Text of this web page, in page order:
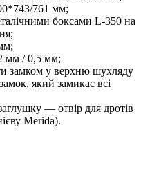
761 мм;
боксами L-350 на
мм / 0,5 мм;
замком у верхню шухляду
який замикає всі
— отвір для дротів
Merida).